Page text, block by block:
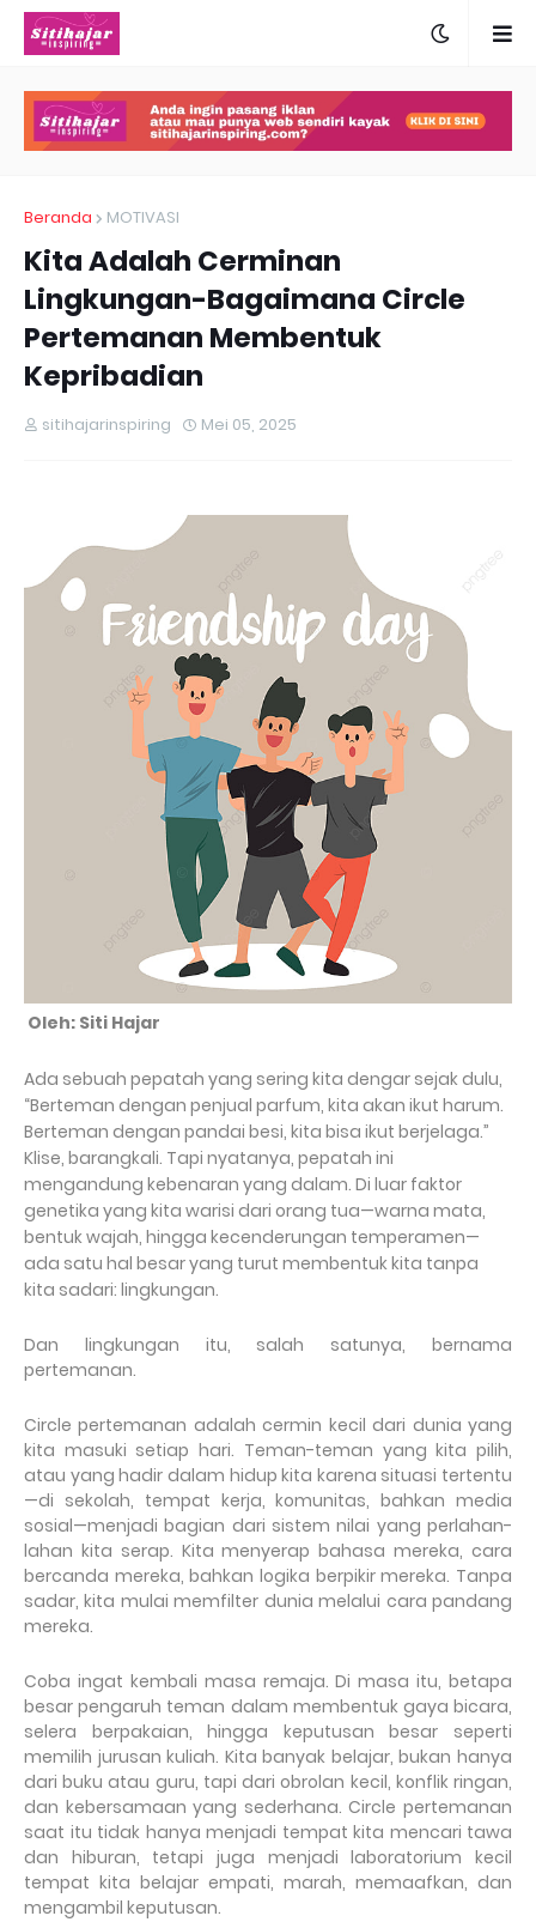
Beranda MOTIVASI
Kita Adalah Cerminan
Lingkungan-Bagaimana Circle
Pertemanan Membentuk
Kepribadian
sitihajarinspiring Mei 05, 2025
Oleh: Siti Hajar
Ada sebuah pepatah yang sering kita dengar sejak dulu,
“Berteman dengan penjual parfum, kita akan ikut harum.
Berteman dengan pandai besi, kita bisa ikut berjelaga.”
Klise, barangkali. Tapi nyatanya, pepatah ini
mengandung kebenaran yang dalam. Di luar faktor
genetika yang kita warisi dari orang tua—warna mata,
bentuk wajah, hingga kecenderungan temperamen—
ada satu hal besar yang turut membentuk kita tanpa
kita sadari: lingkungan.
Dan lingkungan itu, salah satunya, bernama
pertemanan.
Circle pertemanan adalah cermin kecil dari dunia yang
kita masuki setiap hari. Teman-teman yang kita pilih,
atau yang hadir dalam hidup kita karena situasi tertentu
—di sekolah, tempat kerja, komunitas, bahkan media
sosial—menjadi bagian dari sistem nilai yang perlahan-
lahan kita serap. Kita menyerap bahasa mereka, cara
bercanda mereka, bahkan logika berpikir mereka. Tanpa
sadar, kita mulai memfilter dunia melalui cara pandang
mereka.
Coba ingat kembali masa remaja. Di masa itu, betapa
besar pengaruh teman dalam membentuk gaya bicara,
selera berpakaian, hingga keputusan besar seperti
memilih jurusan kuliah. Kita banyak belajar, bukan hanya
dari buku atau guru, tapi dari obrolan kecil, konflik ringan,
dan kebersamaan yang sederhana. Circle pertemanan
saat itu tidak hanya menjadi tempat kita mencari tawa
dan hiburan, tetapi juga menjadi laboratorium kecil
tempat kita belajar empati, marah, memaafkan, dan
mengambil keputusan.